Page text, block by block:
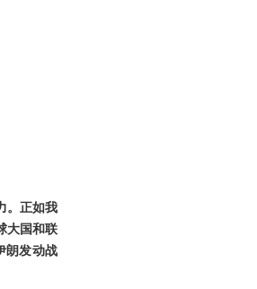
。正如我
大国和联
朗发动战